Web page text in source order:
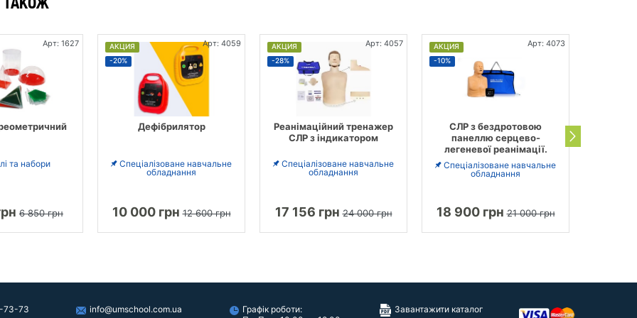
Арт: 1627
та набори
6 850 грн
АКЦИЯ
-20%
Арт: 4059
Дефібрилятор
Спеціалізоване навчальне
обладнання
10 000 грн12 600 грн
АКЦИЯ
-28%
Арт: 4057
Реанімаційний тренажер
СЛР з індикатором
Спеціалізоване навчальне
обладнання
17 156 грн24 000 грн
АКЦИЯ
-10%
Арт: 4073
СЛР з бездротовою
панеллю серцево-
легеневої реанімації.
Спеціалізоване навчальне
обладнання
18 900 грн21 000 грн
73-73 info@umschool.com.ua
Графік роботи:
Завантажити каталог